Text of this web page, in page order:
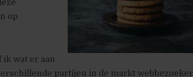
op
wat er aan
partijen in de markt webbezoeker